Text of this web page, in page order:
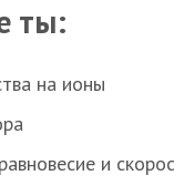
ты:
на ионы
и